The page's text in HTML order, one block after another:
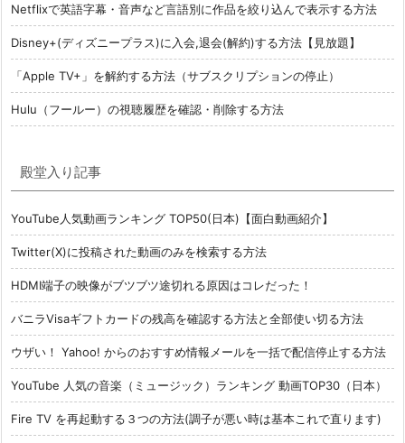
Netflixで英語字幕・音声など言語別に作品を絞り込んで表示する方法
Disney+(ディズニープラス)に入会,退会(解約)する方法【見放題】
「Apple TV+」を解約する方法（サブスクリプションの停止）
Hulu（フールー）の視聴履歴を確認・削除する方法
殿堂入り記事
YouTube人気動画ランキング TOP50(日本)【面白動画紹介】
Twitter(X)に投稿された動画のみを検索する方法
HDMI端子の映像がブツブツ途切れる原因はコレだった！
バニラVisaギフトカードの残高を確認する方法と全部使い切る方法
ウザい！ Yahoo! からのおすすめ情報メールを一括で配信停止する方法
YouTube 人気の音楽（ミュージック）ランキング 動画TOP30（日本）
Fire TV を再起動する３つの方法(調子が悪い時は基本これで直ります)